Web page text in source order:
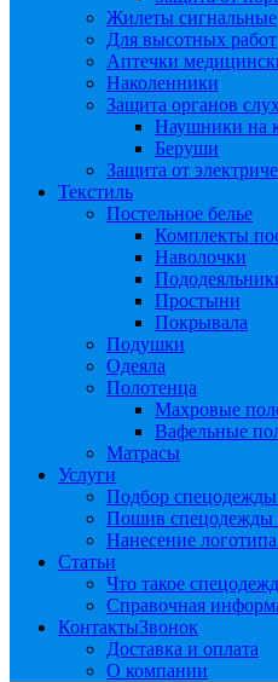
Жилеты сигнальные
Для высотных работ
Аптечки
Наколенники
Защита органов
Наушники на
Беруши
Защита от
Текстиль
Постельное белье
Комплекты
Наволочки
Простыни
Покрывала
Подушки
Одеяла
Полотенца
Махровые
Вафельные
Матрасы
Услуги
Подбор
Пошив спецодежды
Нанесение
Статьи
Что такое
Справочная
КонтактыЗвонок
Доставка и оплата
О компании